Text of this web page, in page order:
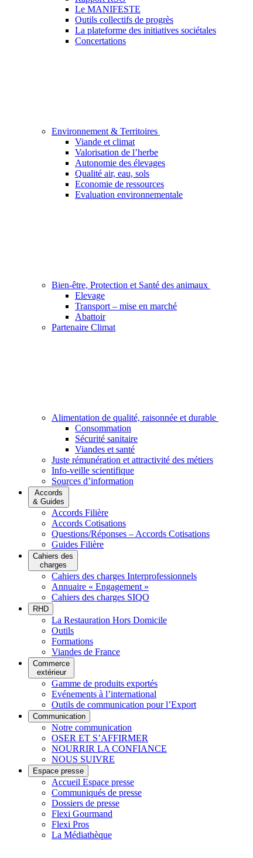
Le MANIFESTE
Outils collectifs de progrès
La plateforme des initiatives sociétales
Concertations
Environnement & Territoires
Viande et climat
Valorisation de l’herbe
Autonomie des élevages
Qualité air, eau, sols
Economie de ressources
Evaluation environnementale
Bien-être, Protection et Santé des animaux
Elevage
Transport – mise en marché
Abattoir
Partenaire Climat
Alimentation de qualité, raisonnée et durable
Consommation
Sécurité sanitaire
Viandes et santé
Juste rémunération et attractivité des métiers
Info-veille scientifique
Sources d’information
Accords
& Guides
Accords Filière
Accords Cotisations
Questions/Réponses – Accords Cotisations
Guides Filière
Cahiers des
charges
Cahiers des charges Interprofessionnels
Annuaire « Engagement »
Cahiers des charges SIQO
RHD
La Restauration Hors Domicile
Outils
Formations
Viandes de France
Commerce
extérieur
Gamme de produits exportés
Evénements à l’international
Outils de communication pour l’Export
Communication
Notre communication
OSER ET S’AFFIRMER
NOURRIR LA CONFIANCE
NOUS SUIVRE
Espace presse
Accueil Espace presse
Communiqués de presse
Dossiers de presse
Flexi Gourmand
Flexi Pros
La Médiathèque